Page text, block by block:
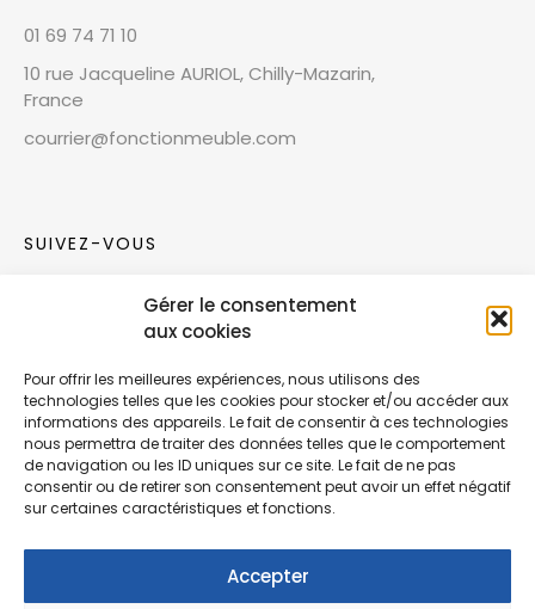
Gérer le consentement
aux cookies
Pour offrir les meilleures expériences, nous utilisons des
technologies telles que les cookies pour stocker et/ou accéder aux
informations des appareils. Le fait de consentir à ces technologies
nous permettra de traiter des données telles que le comportement
de navigation ou les ID uniques sur ce site. Le fait de ne pas
consentir ou de retirer son consentement peut avoir un effet négatif
sur certaines caractéristiques et fonctions.
Accepter
01 69 74 71 10
10 rue Jacqueline AURIOL, Chilly-Mazarin,
France
courrier@fonctionmeuble.com
SUIVEZ-VOUS
Rejoignez notre communauté sur les réseaux
Nouvelles collections, vie de l’équipe ou
inspirations : soyez informés de nos dernières
actualités.